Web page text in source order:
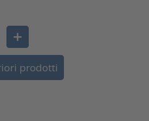
prodotti